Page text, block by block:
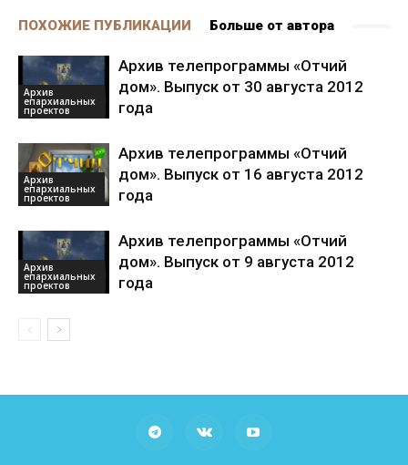
ПОХОЖИЕ ПУБЛИКАЦИИ Больше от автора
Архив
епархиальных
проектов
Архив телепрограммы «Отчий
дом». Выпуск от 30 августа 2012
года
Архив
епархиальных
проектов
Архив телепрограммы «Отчий
дом». Выпуск от 16 августа 2012
года
Архив
епархиальных
проектов
Архив телепрограммы «Отчий
дом». Выпуск от 9 августа 2012
года